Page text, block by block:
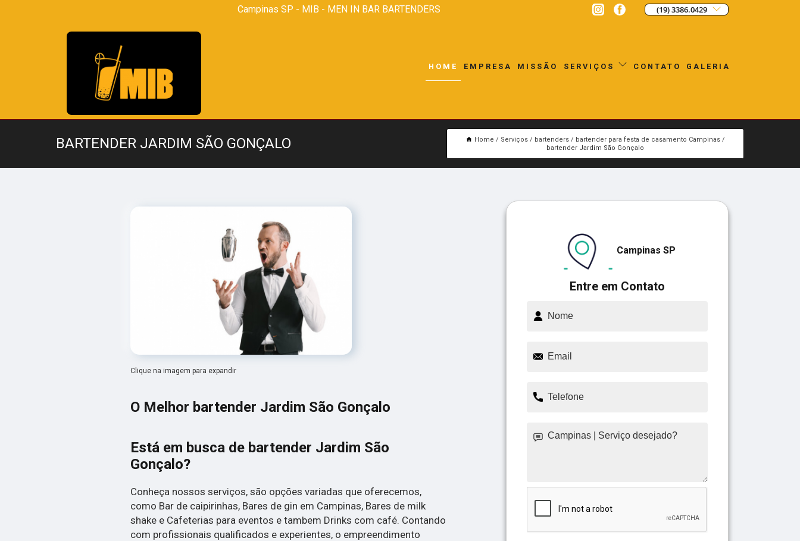
Campinas SP - MIB - MEN IN BAR BARTENDERS (19) 3386.0429
HOME EMPRESA MISSÃO SERVIÇOS CONTATO GALERIA
BARTENDER JARDIM SÃO GONÇALO Home Serviços bartenders
bartender para festa de casamento Campinas
bartender Jardim São Gonçalo
Clique na imagem para expandir
O Melhor bartender Jardim São Gonçalo
Está em busca de bartender Jardim São
Gonçalo?
Conheça nossos serviços, são opções variadas que oferecemos,
como Bar de caipirinhas, Bares de gin em Campinas, Bares de milk
shake e Cafeterias para eventos e tambem Drinks com café. Contando
com profissionais qualificados e experientes, o empreendimento
Entre em Contato
Campinas SP